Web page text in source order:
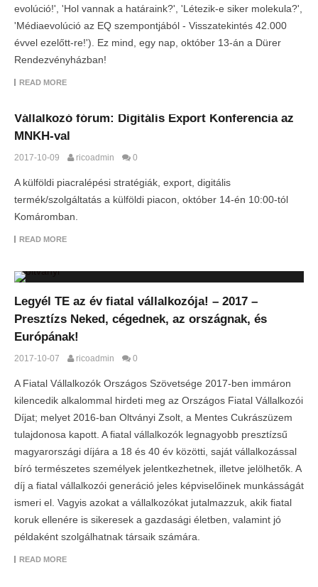
evolúció!', 'Hol vannak a határaink?', 'Létezik-e siker molekula?',
'Médiaevolúció az EQ szempontjából - Visszatekintés 42.000
évvel ezelőtt-re!'). Ez mind, egy nap, október 13-án a Dürer
Rendezvényházban!
READ MORE
Vállalkozó fórum: Digitális Export Konferencia az
MNKH-val
2017-10-09 ricoadmin 0
A külföldi piacralépési stratégiák, export, digitális
termék/szolgáltatás a külföldi piacon, október 14-én 10:00-tól
Komáromban.
READ MORE
Legyél TE az év fiatal vállalkozója! – 2017 –
Presztízs Neked, cégednek, az országnak, és
Európának!
2017-10-07 ricoadmin 0
A Fiatal Vállalkozók Országos Szövetsége 2017-ben immáron
kilencedik alkalommal hirdeti meg az Országos Fiatal Vállalkozói
Díjat; melyet 2016-ban Oltványi Zsolt, a Mentes Cukrászüzem
tulajdonosa kapott. A fiatal vállalkozók legnagyobb presztízsű
magyarországi díjára a 18 és 40 év közötti, saját vállalkozással
bíró természetes személyek jelentkezhetnek, illetve jelölhetők. A
díj a fiatal vállalkozói generáció jeles képviselőinek munkásságát
ismeri el. Vagyis azokat a vállalkozókat jutalmazzuk, akik fiatal
koruk ellenére is sikeresek a gazdasági életben, valamint jó
példaként szolgálhatnak társaik számára.
READ MORE